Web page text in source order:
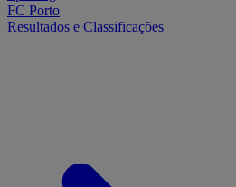
FC Porto
Resultados e Classificações